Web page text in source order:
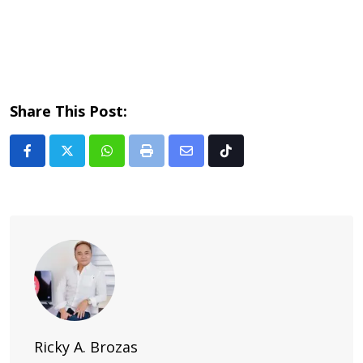
Share This Post:
Whatsapp
Print
Share Tiktok
Ricky A. Brozas